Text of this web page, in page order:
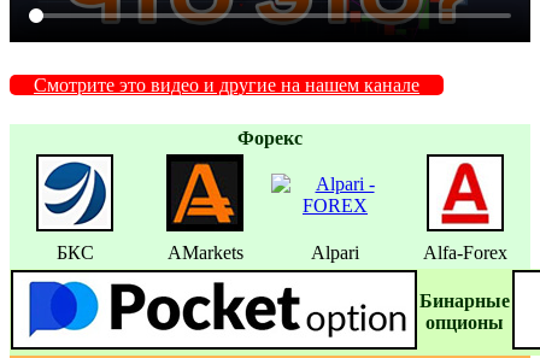
Смотрите это видео и другие на нашем канале
Форекс
БКС AMarkets Alpari Alfa-Forex
Бинаpные
oпционы